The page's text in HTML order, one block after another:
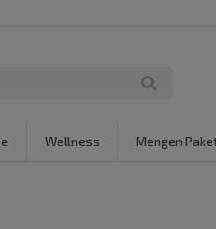
Wellness Mengen